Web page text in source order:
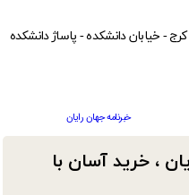
، خرید آسان با
خبرنامه جهان رایان
کرج - خیابان دانشکده - پاساژ دانشکده